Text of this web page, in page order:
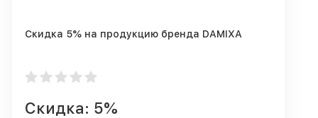
Скидка 5% на продукцию бренда DAMIXA
Скидка: 5%